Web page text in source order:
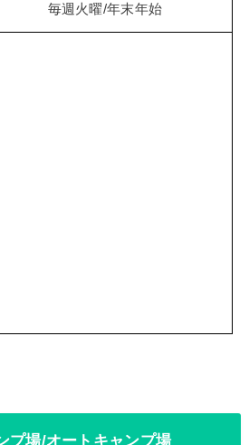
毎週火曜/年末年始
プ場/オートキャンプ場